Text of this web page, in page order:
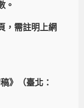
。
，需註明上網
》（臺北：